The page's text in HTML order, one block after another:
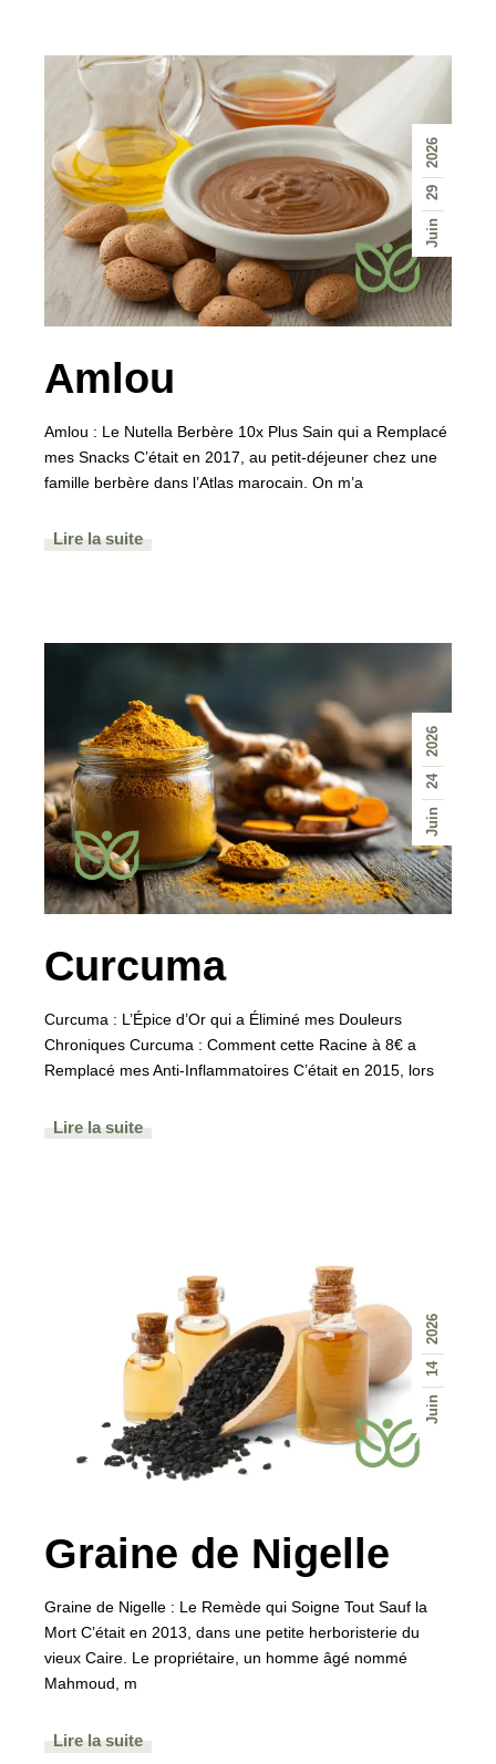
Juin
29
2026
Amlou
Amlou : Le Nutella Berbère 10x Plus Sain qui a Remplacé
mes Snacks C’était en 2017, au petit-déjeuner chez une
famille berbère dans l’Atlas marocain. On m’a
Lire la suite
Juin
24
2026
Curcuma
Curcuma : L’Épice d’Or qui a Éliminé mes Douleurs
Chroniques Curcuma : Comment cette Racine à 8€ a
Remplacé mes Anti-Inflammatoires C’était en 2015, lors
Lire la suite
Juin
14
2026
Graine de Nigelle
Graine de Nigelle : Le Remède qui Soigne Tout Sauf la
Mort C’était en 2013, dans une petite herboristerie du
vieux Caire. Le propriétaire, un homme âgé nommé
Mahmoud, m
Lire la suite